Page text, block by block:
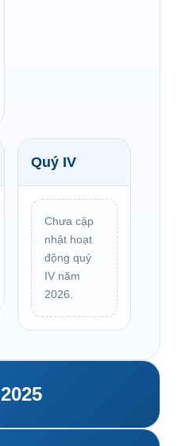
Quý IV
Chưa cập
nhật hoạt
động quý
IV năm
2026.
2025